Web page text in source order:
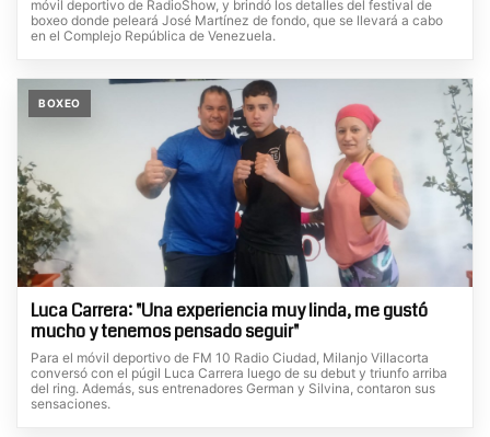
móvil deportivo de RadioShow, y brindó los detalles del festival de
boxeo donde peleará José Martínez de fondo, que se llevará a cabo
en el Complejo República de Venezuela.
BOXEO
Luca Carrera: "Una experiencia muy linda, me gustó
mucho y tenemos pensado seguir"
Para el móvil deportivo de FM 10 Radio Ciudad, Milanjo Villacorta
conversó con el púgil Luca Carrera luego de su debut y triunfo arriba
del ring. Además, sus entrenadores German y Silvina, contaron sus
sensaciones.